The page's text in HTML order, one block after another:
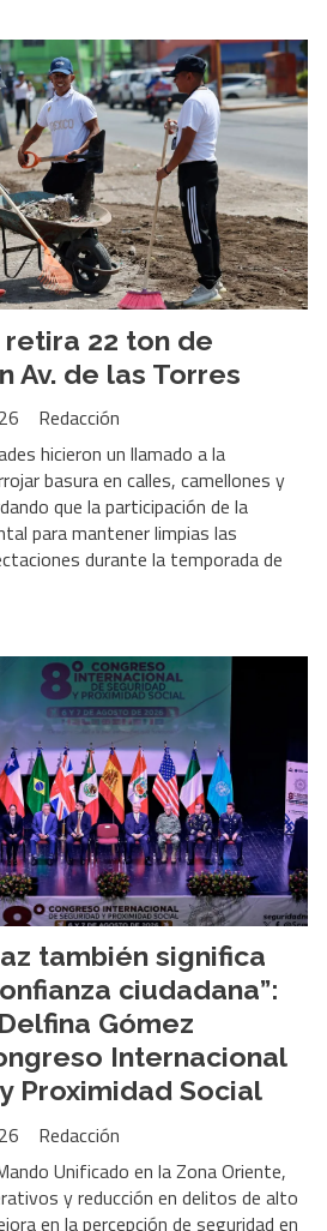
retira 22 ton de
Av. de las Torres
Redacción
hicieron un llamado a la
basura en calles, camellones y
que la participación de la
para mantener limpias las
durante la temporada de
también significa
ciudadana”:
Gómez
Internacional
Proximidad Social
Redacción
Unificado en la Zona Oriente,
y reducción en delitos de alto
en la percepción de seguridad en